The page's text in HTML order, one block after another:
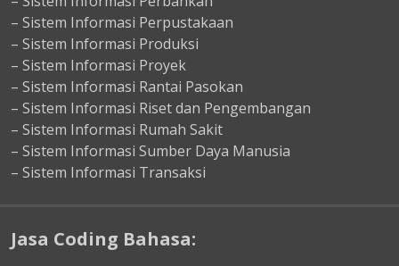
– Sistem Informasi Perpustakaan
– Sistem Informasi Produksi
– Sistem Informasi Proyek
– Sistem Informasi Rantai Pasokan
– Sistem Informasi Riset dan Pengembangan
– Sistem Informasi Rumah Sakit
– Sistem Informasi Sumber Daya Manusia
– Sistem Informasi Transaksi
Jasa Coding Bahasa: